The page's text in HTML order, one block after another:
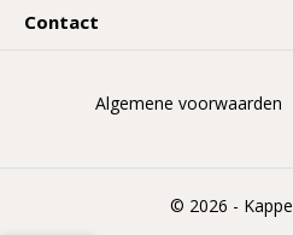
Contact
© 2026 -
Algemene voorwaarden